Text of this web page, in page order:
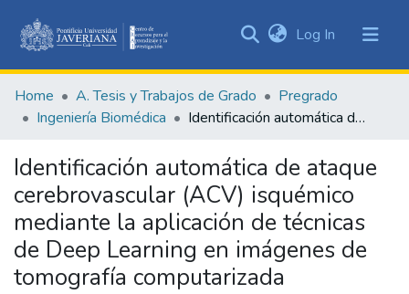
&
Collections
Statistics
Log In (current)
Home A. Tesis y Trabajos de Grado
Pregrado
Ingeniería Biomédica
Identificación automática de ataque cerebrovascular (ACV) isquémico mediante la aplicación de técnicas de Deep Learning en imágenes de tomografía computarizada
Identificación automática de ataque
cerebrovascular (ACV) isquémico
mediante la aplicación de técnicas
de Deep Learning en imágenes de
tomografía computarizada